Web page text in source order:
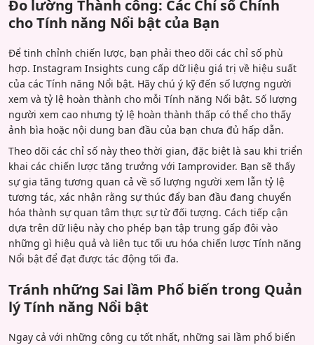
Đo lường Thành công: Các Chỉ số Chính
cho Tính năng Nổi bật của Bạn
Để tinh chỉnh chiến lược, bạn phải theo dõi các chỉ số phù
hợp. Instagram Insights cung cấp dữ liệu giá trị về hiệu suất
của các Tính năng Nổi bật. Hãy chú ý kỹ đến số lượng người
xem và tỷ lệ hoàn thành cho mỗi Tính năng Nổi bật. Số lượng
người xem cao nhưng tỷ lệ hoàn thành thấp có thể cho thấy
ảnh bìa hoặc nội dung ban đầu của bạn chưa đủ hấp dẫn.
Theo dõi các chỉ số này theo thời gian, đặc biệt là sau khi triển
khai các chiến lược tăng trưởng với Iamprovider. Bạn sẽ thấy
sự gia tăng tương quan cả về số lượng người xem lẫn tỷ lệ
tương tác, xác nhận rằng sự thúc đẩy ban đầu đang chuyển
hóa thành sự quan tâm thực sự từ đối tượng. Cách tiếp cận
dựa trên dữ liệu này cho phép bạn tập trung gấp đôi vào
những gì hiệu quả và liên tục tối ưu hóa chiến lược Tính năng
Nổi bật để đạt được tác động tối đa.
Tránh những Sai lầm Phổ biến trong Quản
lý Tính năng Nổi bật
Ngay cả với những công cụ tốt nhất, những sai lầm phổ biến